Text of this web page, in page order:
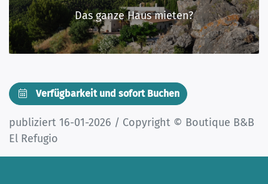
Das ganze Haus mieten?
Verfügbarkeit und sofort Buchen
publiziert 16-01-2026 / Copyright © Boutique B&B
El Refugio